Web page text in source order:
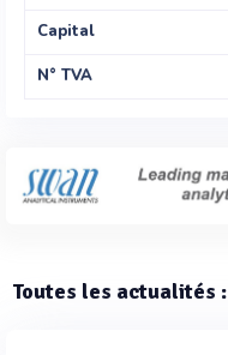
Capital
N° TVA
Toutes les actualités :